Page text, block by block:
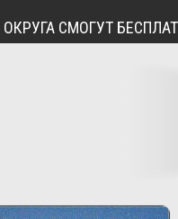
СМОГУТ БЕСПЛАТНО